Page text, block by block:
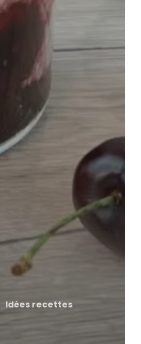
Idées recettes